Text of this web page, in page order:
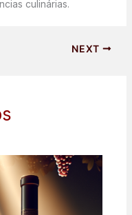
culinárias.
NEXT